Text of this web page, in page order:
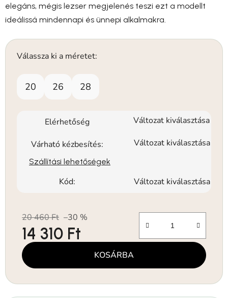
elegáns, mégis lezser megjelenés teszi ezt a modellt
ideálissá mindennapi és ünnepi alkalmakra.
Válassza ki a méretet:
20 26 28
Elérhetőség Változat kiválasztása
Várható kézbesítés: Változat kiválasztása
Szállítási lehetőségek
Kód: Változat kiválasztása
20 460 Ft –30 %
14 310 Ft
Egységár: KOSÁRBA